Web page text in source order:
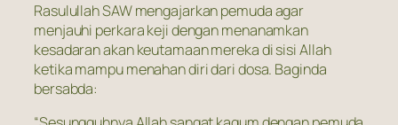
Rasulullah SAW mengajarkan pemuda agar
menjauhi perkara keji dengan menanamkan
kesadaran akan keutamaan mereka di sisi Allah
ketika mampu menahan diri dari dosa. Baginda
bersabda: